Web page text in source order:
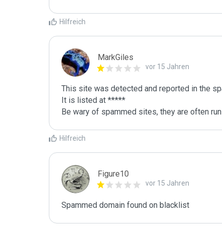
Hilfreich
MarkGiles
vor 15 Jahren
This site was detected and reported in the
It is listed at *****
Be wary of spammed sites, they are often
Hilfreich
Figure10
vor 15 Jahren
Spammed domain found on blacklist